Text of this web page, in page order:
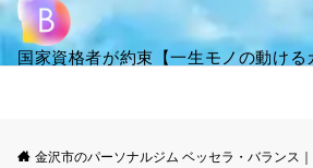
国家資格者が約束【一生モノの動ける
金沢市のパーソナルジム ベッセラ・バランス｜マシンピラティス